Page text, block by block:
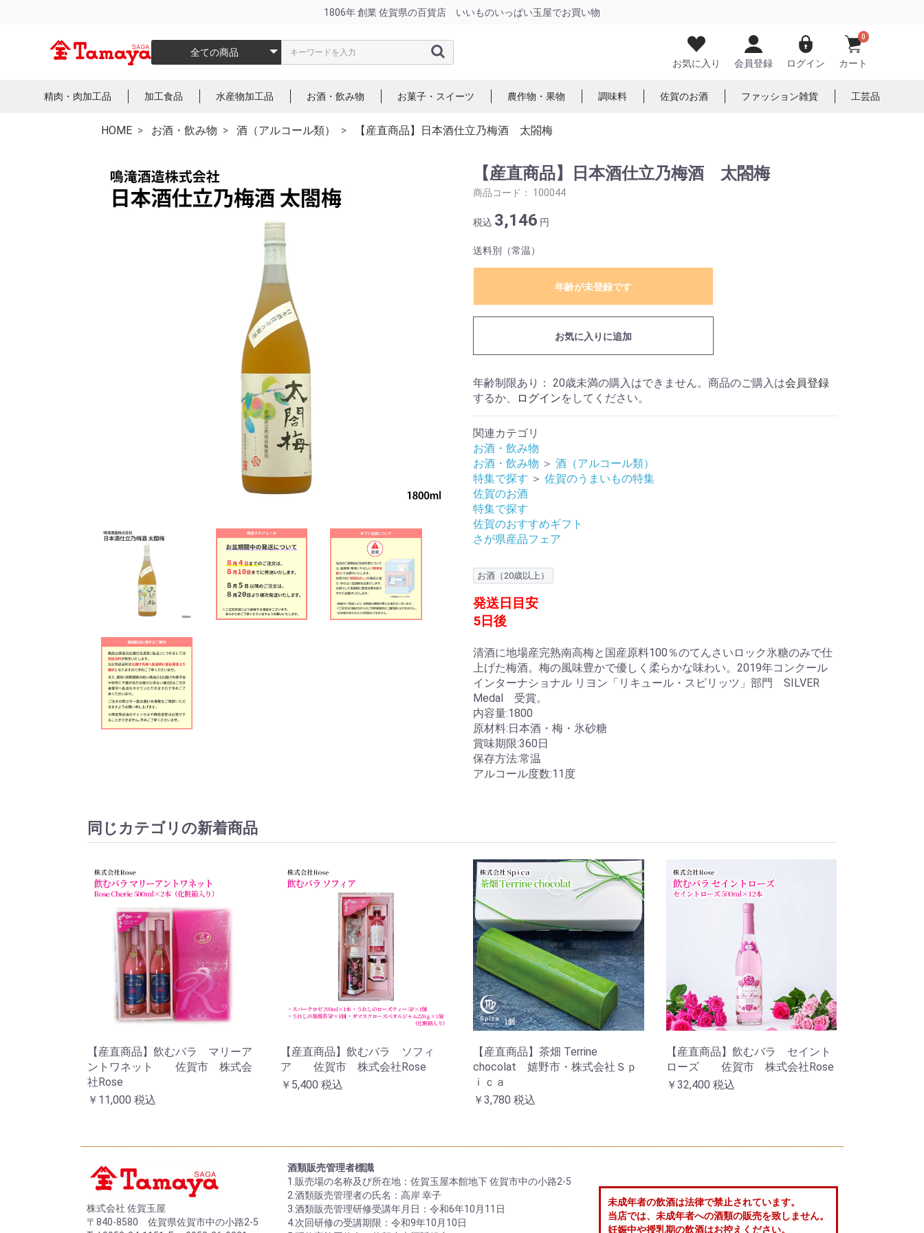
1806年 創業 佐賀県の百貨店 いいものいっぱい玉屋でお買い物
全ての商品
お気に入り
会員登録 ログイン カート
0
精肉・肉加工品 加工食品 水産物加工品 お酒・飲み物 お菓子・スイーツ 農作物・果物 調味料 佐賀のお酒 ファッション雑貨 工芸品
HOME お酒・飲み物 酒（アルコール類） 【産直商品】日本酒仕立乃梅酒 太閤梅
【産直商品】日本酒仕立乃梅酒 太閤梅
商品コード： 100044
税込 3,146 円
送料別（常温）
年齢が未登録です
カートへ進む
お気に入りに追加
年齢制限あり： 20歳未満の購入はできません。商品のご購入は会員登録
するか、
ログインをしてください。
関連カテゴリ
お酒・飲み物
お酒・飲み物 ＞ 酒（アルコール類）
特集で探す ＞ 佐賀のうまいもの特集
佐賀のお酒
特集で探す
佐賀のおすすめギフト
さが県産品フェア
お酒（20歳以上）
発送日目安
5日後
清酒に地場産完熟南高梅と国産原料100％のてんさいロック氷糖のみで仕
上げた梅酒。梅の風味豊かで優しく柔らかな味わい。2019年コンクール
インターナショナル リヨン「リキュール・スピリッツ」部門 SILVER
Medal 受賞。
内容量:1800
原材料:日本酒・梅・氷砂糖
賞味期限:360日
保存方法:常温
アルコール度数:11度
同じカテゴリの新着商品
【産直商品】飲むバラ マリーア
ントワネット 佐賀市 株式会
社Rose
￥11,000 税込
【産直商品】飲むバラ ソフィ
ア 佐賀市 株式会社Rose
￥5,400 税込
【産直商品】茶畑 Terrine
chocolat 嬉野市・株式会社Ｓｐ
ｉｃａ
￥3,780 税込
【産直商品】飲むバラ セイント
ローズ 佐賀市 株式会社Rose
￥32,400 税込
株式会社 佐賀玉屋
〒840-8580 佐賀県佐賀市中の小路2-5
酒類販売管理者標識
1.販売場の名称及び所在地：佐賀玉屋本館地下 佐賀市中の小路2-5
2.酒類販売管理者の氏名：高岸 幸子
3.酒類販売管理研修受講年月日：令和6年10月11日
4.次回研修の受講期限：令和9年10月10日
未成年者の飲酒は法律で禁止されています。
当店では、未成年者への酒類の販売を致しません。
妊娠中や授乳期の飲酒はお控えください。